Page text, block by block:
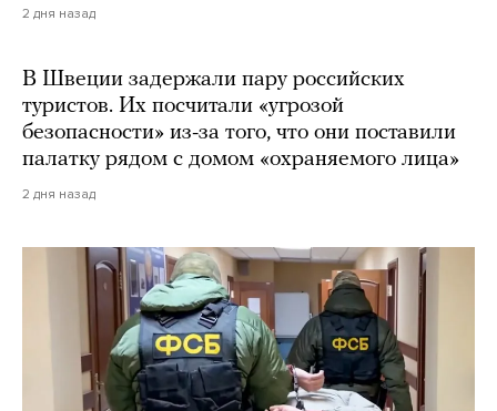
2 дня назад
В Швеции задержали пару российских
туристов. Их посчитали «угрозой
безопасности» из-за того, что они поставили
палатку рядом с домом «охраняемого лица»
2 дня назад